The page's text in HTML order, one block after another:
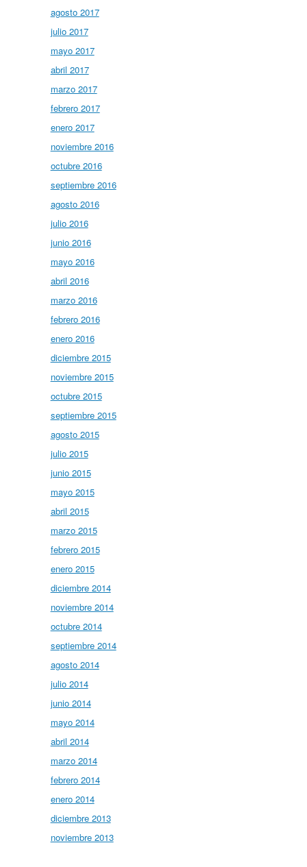
agosto 2017
julio 2017
mayo 2017
abril 2017
marzo 2017
febrero 2017
enero 2017
noviembre 2016
octubre 2016
septiembre 2016
agosto 2016
julio 2016
junio 2016
mayo 2016
abril 2016
marzo 2016
febrero 2016
enero 2016
diciembre 2015
noviembre 2015
octubre 2015
septiembre 2015
agosto 2015
julio 2015
junio 2015
mayo 2015
abril 2015
marzo 2015
febrero 2015
enero 2015
diciembre 2014
noviembre 2014
octubre 2014
septiembre 2014
agosto 2014
julio 2014
junio 2014
mayo 2014
abril 2014
marzo 2014
febrero 2014
enero 2014
diciembre 2013
noviembre 2013